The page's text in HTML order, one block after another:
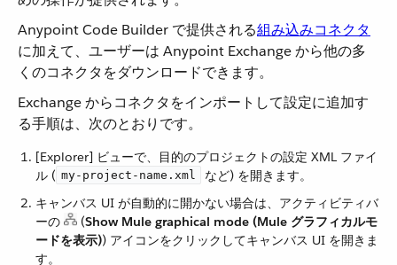
Anypoint Code Builder で提供される​組み込みコネクタ
に加えて、ユーザーは Anypoint Exchange から他の多
くのコネクタをダウンロードできます。
Exchange からコネクタをインポートして設定に追加す
る手順は、次のとおりです。
[Explorer] ビューで、目的のプロジェクトの設定 XML ファイ
ル (​ my-project-name.xml
​ など) を開きます。
キャンバス UI が自動的に開かない場合は、アクティビティバ
ーの ​
​ (​Show Mule graphical mode (Mule グラフィカルモ
ードを表示)​) アイコンをクリックしてキャンバス UI を開きま
す。